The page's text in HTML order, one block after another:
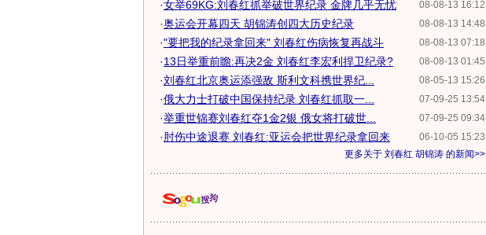
08-08-13 16:12
·女举69KG:刘春红抓举破世界纪录 金牌几乎无忧
08-08-13 14:48
·奥运会开幕四天 胡锦涛创四大历史纪录
08-08-13 07:18
·"要把我的纪录拿回来" 刘春红伤病恢复再战斗
08-08-13 01:45
·13日举重前瞻:再决2金 刘春红李宏利捍卫纪录?
08-05-13 15:26
·刘春红北京奥运添强敌 斯利文科携世界纪...
07-09-25 13:54
·俄大力士打破中国保持纪录 刘春红抓取一...
07-09-25 09:34
·举重世锦赛刘春红夺1金2银 俄女将打破世...
06-10-05 15:23
·肘伤中途退赛 刘春红:亚运会把世界纪录拿回来
更多关于 刘春红 胡锦涛 的新闻>>